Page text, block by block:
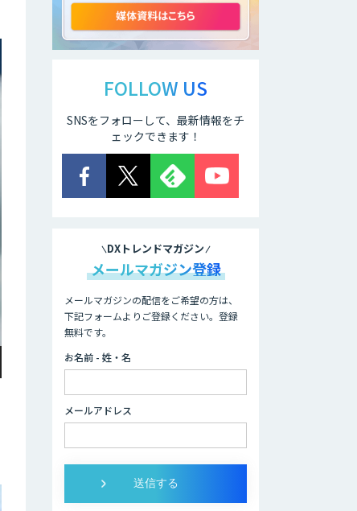
ELYZA Works
JAPAN AI
KNOWLEDGE
医療文書作成を効
率化する生成
オーダーメイドAI
人材育成研修
データ分析/AI開
グ
イ）
FOLLOW US
SNSをフォローして、最新情報をチ
ェックできます！
DXトレンドマガジン
メールマガジン登録
メールマガジンの配信をご希望の方は、
下記フォームよりご登録ください。登録
無料です。
お名前 - 姓・名
メールアドレス